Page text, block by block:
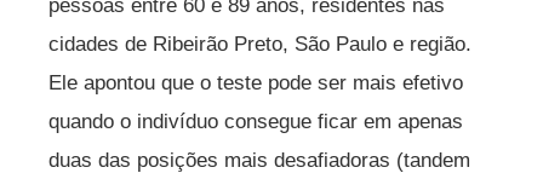
pessoas entre 60 e 89 anos, residentes nas
cidades de Ribeirão Preto, São Paulo e região.
Ele apontou que o teste pode ser mais efetivo
quando o indivíduo consegue ficar em apenas
duas das posições mais desafiadoras (tandem